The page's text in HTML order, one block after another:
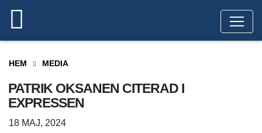
HEM MEDIA
PATRIK OKSANEN CITERAD I
EXPRESSEN
18 MAJ, 2024